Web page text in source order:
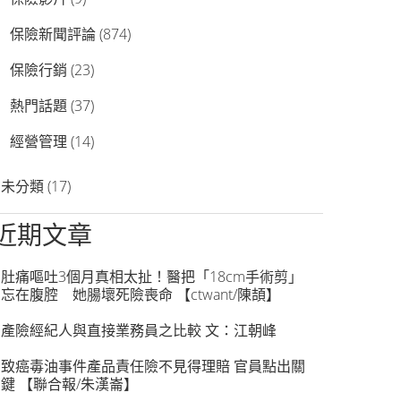
保險新聞評論(874)
保險行銷 (23)
熱門話題(37)
經營管理 (14)
未分類(17)
期文章
肚痛嘔吐3個月真相太扯！醫把「18cm手術剪」
忘在腹腔 她腸壞死險喪命 【ctwant/陳頡】
產險經紀人與直接業務員之比較 文：江朝峰
致癌毒油事件產品責任險不見得理賠 官員點出關
鍵 【聯合報/朱漢崙】